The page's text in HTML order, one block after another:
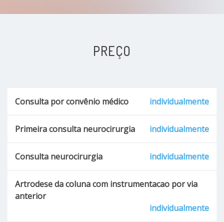
PREÇO
Consulta por convênio médico individualmente
Primeira consulta neurocirurgia individualmente
Consulta neurocirurgia individualmente
Artrodese da coluna com instrumentacao por via
anterior
individualmente